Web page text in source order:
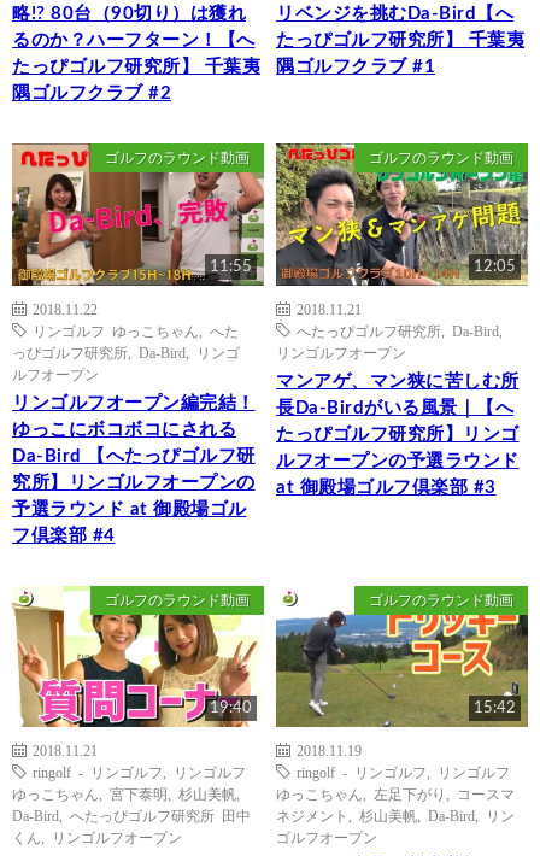
略!? 80台（90切り）は獲れ
るのか？ハーフターン！【へ
たっぴゴルフ研究所】 千葉夷
隅ゴルフクラブ #2
リベンジを挑むDa-Bird【へ
たっぴゴルフ研究所】 千葉夷
隅ゴルフクラブ #1
ゴルフのラウンド動画
11:55
2018.11.22
リンゴルフ ゆっこちゃん
へた
っぴゴルフ研究所
Da-Bird
リンゴ
ルフオープン
リンゴルフオープン編完結！
ゆっこにボコボコにされる
Da-Bird 【へたっぴゴルフ研
究所】リンゴルフオープンの
予選ラウンド at 御殿場ゴル
フ倶楽部 #4
ゴルフのラウンド動画
12:05
2018.11.21
へたっぴゴルフ研究所
Da-Bird
リンゴルフオープン
マンアゲ、マン狭に苦しむ所
長Da-Birdがいる風景｜【へ
たっぴゴルフ研究所】リンゴ
ルフオープンの予選ラウンド
at 御殿場ゴルフ倶楽部 #3
ゴルフのラウンド動画
19:40
2018.11.21
ringolf - リンゴルフ
リンゴルフ
ゆっこちゃん
宮下泰明 杉山美帆
Da-Bird
へたっぴゴルフ研究所 田中
くん
リンゴルフオープン
ゴルフのラウンド動画
15:42
2018.11.19
ringolf - リンゴルフ
リンゴルフ
ゆっこちゃん
左足下がり
コースマ
ネジメント
杉山美帆 Da-Bird
リン
ゴルフオープン